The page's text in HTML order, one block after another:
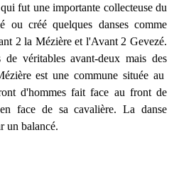
fut une importante collecteuse du
ou créé quelques danses comme
2 la Mézière et l'Avant 2 Gevezé.
de véritables avant-deuxmais des
est une commune située au
d'hommes fait face au front de
face de sa cavalière.La danse
un balancé.